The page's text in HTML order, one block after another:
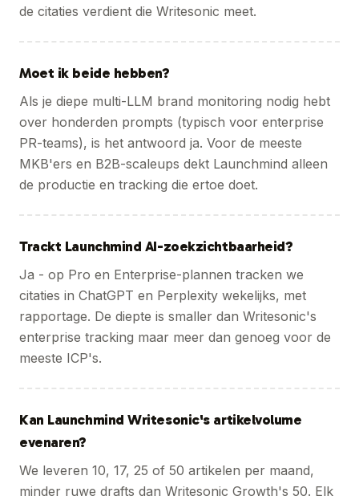
de citaties verdient die Writesonic meet.
Moet ik beide hebben?
Als je diepe multi-LLM brand monitoring nodig hebt
over honderden prompts (typisch voor enterprise
PR-teams), is het antwoord ja. Voor de meeste
MKB'ers en B2B-scaleups dekt Launchmind alleen
de productie en tracking die ertoe doet.
Trackt Launchmind AI-zoekzichtbaarheid?
Ja - op Pro en Enterprise-plannen tracken we
citaties in ChatGPT en Perplexity wekelijks, met
rapportage. De diepte is smaller dan Writesonic's
enterprise tracking maar meer dan genoeg voor de
meeste ICP's.
Kan Launchmind Writesonic's artikelvolume
evenaren?
We leveren 10, 17, 25 of 50 artikelen per maand,
minder ruwe drafts dan Writesonic Growth's 50. Elk